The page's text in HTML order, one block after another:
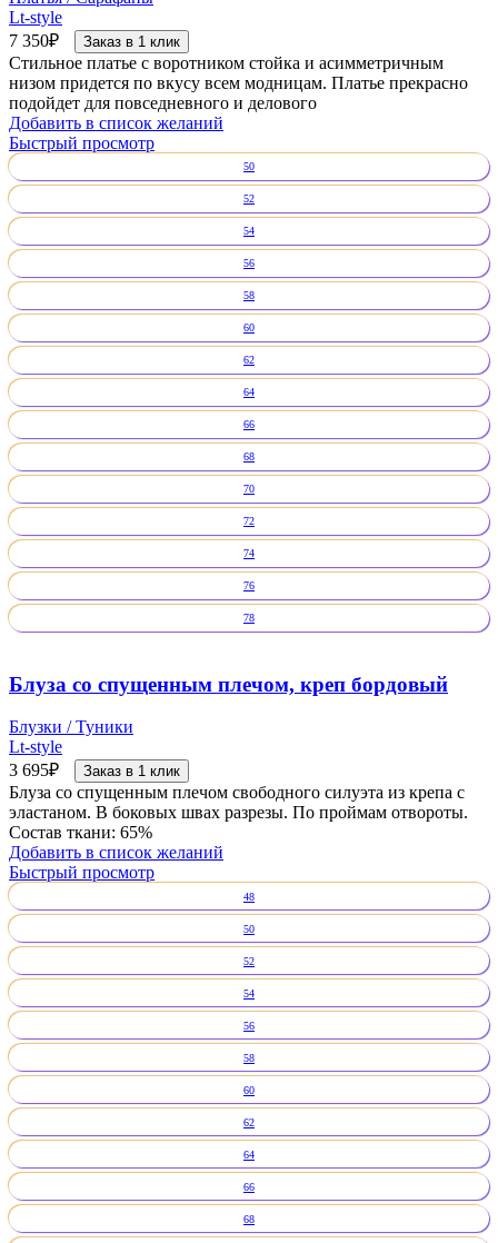
Lt-style
7 350₽ Заказ в 1 клик
Стильное платье с воротником стойка и асимметричным
низом придется по вкусу всем модницам. Платье прекрасно
подойдет для повседневного и делового
Добавить в список желаний
Быстрый просмотр
50
52
54
56
58
60
62
64
66
68
70
72
74
76
78
Блуза со спущенным плечом, креп бордовый
Блузки / Туники
Lt-style
3 695₽ Заказ в 1 клик
Блуза со спущенным плечом свободного силуэта из крепа с
эластаном. В боковых швах разрезы. По проймам отвороты.
Состав ткани: 65%
Добавить в список желаний
Быстрый просмотр
48
50
52
54
56
58
60
62
64
66
68